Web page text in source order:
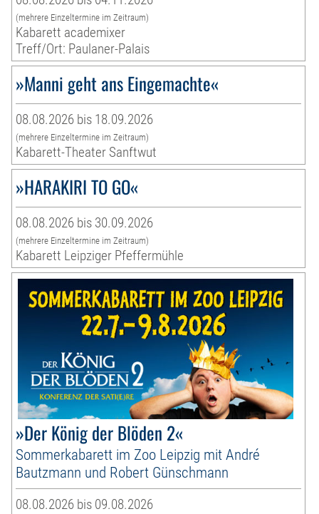
(mehrere Einzeltermine im Zeitraum)
Kabarett academixer
Treff/Ort: Paulaner-Palais
»Manni geht ans Eingemachte«
08.08.2026 bis 18.09.2026
(mehrere Einzeltermine im Zeitraum)
Kabarett-Theater Sanftwut
»HARAKIRI TO GO«
08.08.2026 bis 30.09.2026
(mehrere Einzeltermine im Zeitraum)
Kabarett Leipziger Pfeffermühle
»Der König der Blöden 2«
Sommerkabarett im Zoo Leipzig mit André
Bautzmann und Robert Günschmann
08.08.2026 bis 09.08.2026